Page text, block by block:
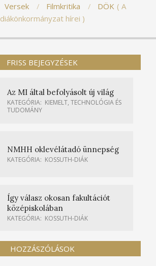
Versek Filmkritika DÖK
A
diákönkormányzat hírei
FRISS BEJEGYZÉSEK
Az MI által befolyásolt új világ
KATEGÓRIA: KIEMELT, TECHNOLÓGIA ÉS
TUDOMÁNY
NMHH oklevélátadó ünnepség
KATEGÓRIA: KOSSUTH-DIÁK
Így válasz okosan fakultációt
középiskolában
KATEGÓRIA: KOSSUTH-DIÁK
HOZZÁSZÓLÁSOK